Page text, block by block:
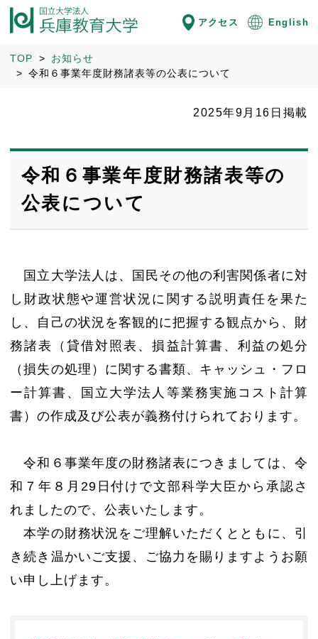
アクセス English
TOP
お知らせ
令和６事業年度財務諸表等の公表について
2025年9月16日掲載
令和６事業年度財務諸表等の
公表について
国立大学法人は、国民その他の利害関係者に対
し財政状態や運営状況に関する説明責任を果た
し、自己の状況を客観的に把握する観点から、財
務諸表（貸借対照表、損益計算書、利益の処分
（損失の処理）に関する書類、キャッシュ・フロ
ー計算書、国立大学法人等業務実施コスト計算
書）の作成及び公表が義務付けられております。
令和６事業年度の財務諸表につきましては、令
和７年８月29日付けで文部科学大臣から承認さ
れましたので、公表いたします。
本学の財務状況をご理解いただくとともに、引
き続き温かいご支援、ご協力を賜りますようお願
い申し上げます。